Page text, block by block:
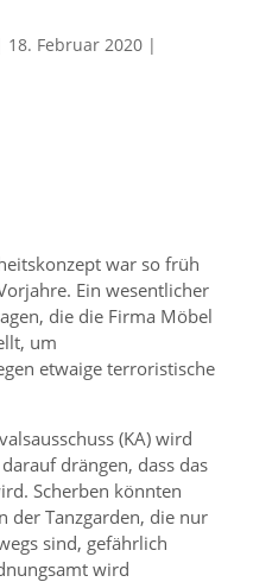
18. Februar 2020|
war so früh
Ein wesentlicher
die die Firma Möbel
um
etwaige terroristische
(KA) wird
drängen, dass das
Scherben könnten
der Tanzgarden, die nur
sind, gefährlich
wird